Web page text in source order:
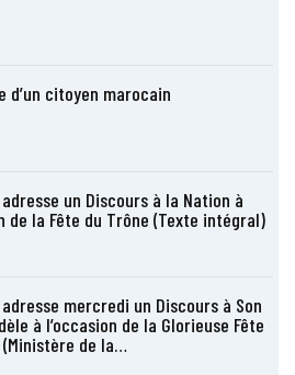
d’un citoyen marocain
adresse un Discours à la Nation à
de la Fête du Trône (Texte intégral)
adresse mercredi un Discours à Son
à l’occasion de la Glorieuse Fête
(Ministère de la…